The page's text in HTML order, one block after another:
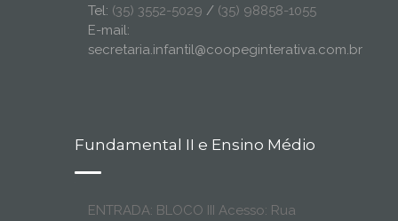
Tel: (35) 3552-5029 / (35) 98858-1055
E-mail:
secretaria.infantil@coopeginterativa.com.br
Fundamental II e Ensino Médio
ENTRADA: BLOCO III Acesso: Rua